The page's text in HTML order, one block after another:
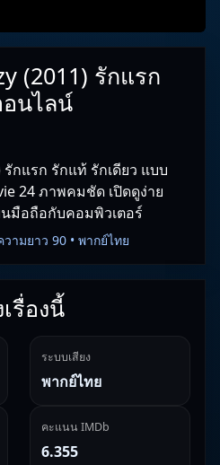
(2011) รักแรก
นไลน์
กแรก รักแท้ รักเดียว แบบ
24 ภาพคมชัด เปิดดูง่าย
มือถือกับคอมพิวเตอร์
ามยาว 90 • พากย์ไทย
รื่องนี้
ระบบเสียง
พากย์ไทย
คะแนน IMDb
6.355